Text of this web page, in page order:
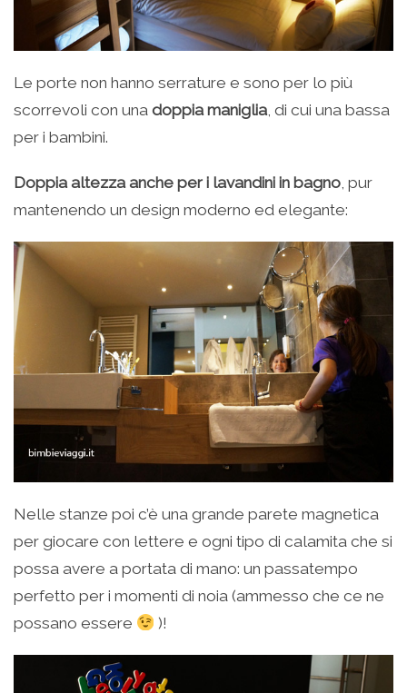
Le porte non hanno serrature e sono per lo più
scorrevoli con una doppia maniglia, di cui una bassa
per i bambini.
Doppia altezza anche per i lavandini in bagno, pur
mantenendo un design moderno ed elegante:
Nelle stanze poi c’è una grande parete magnetica
per giocare con lettere e ogni tipo di calamita che si
possa avere a portata di mano: un passatempo
perfetto per i momenti di noia (ammesso che ce ne
possano essere
)!